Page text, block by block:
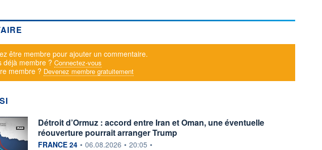
d'alerte
être membre pour ajouter un commentaire.
déjà membre ? Connectez-vous
membre ? Devenez membre gratuitement
Détroit d’Ormuz : accord entre Iran et Oman, une éventuelle
réouverture pourrait arranger Trump
information fournie par
FRANCE 24 • 06.08.2026 • 20:05 •